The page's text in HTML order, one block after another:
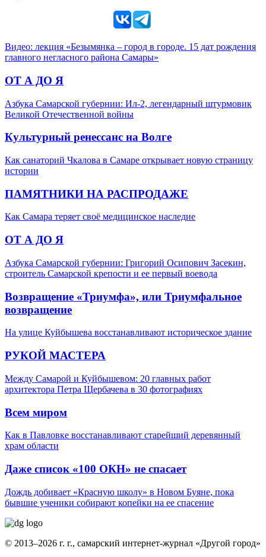
Видео: лекция «Безымянка – город в городе. 15 дат рождения
главного негласного района Самары»
ОТ А ДО Я
Азбука Самарской губернии: Ил-2, легендарный штурмовик
Великой Отечественной войны
Культурный ренессанс на Волге
Как санаторий Чкалова в Самаре открывает новую страницу
истории
ПАМЯТНИКИ НА РАСПРОДАЖЕ
Как Самара теряет своё медицинское наследие
ОТ А ДО Я
Азбука Самарской губернии: Григорий Осипович Засекин,
строитель Самарской крепости и ее первый воевода
Возвращение «Триумфа», или Триумфальное
возвращение
На улице Куйбышева восстанавливают историческое здание
РУКОЙ МАСТЕРА
Между Самарой и Куйбышевом: 20 главных работ
архитектора Петра Щербачева в 30 фотографиях
Всем миром
Как в Павловке восстанавливают старейший деревянный
храм области
Даже список «100 ОКН» не спасает
Дождь добивает «Красную школу» в Новом Буяне, пока
бывшие ученики собирают копейки на ее спасение
© 2013–2026 г. г., самарский интернет-журнал «Другой город»